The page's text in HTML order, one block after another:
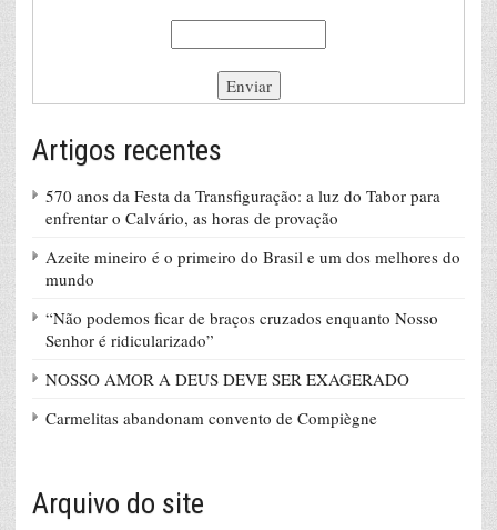
Artigos recentes
570 anos da Festa da Transfiguração: a luz do Tabor para
enfrentar o Calvário, as horas de provação
Azeite mineiro é o primeiro do Brasil e um dos melhores do
mundo
“Não podemos ficar de braços cruzados enquanto Nosso
Senhor é ridicularizado”
NOSSO AMOR A DEUS DEVE SER EXAGERADO
Carmelitas abandonam convento de Compiègne
Arquivo do site